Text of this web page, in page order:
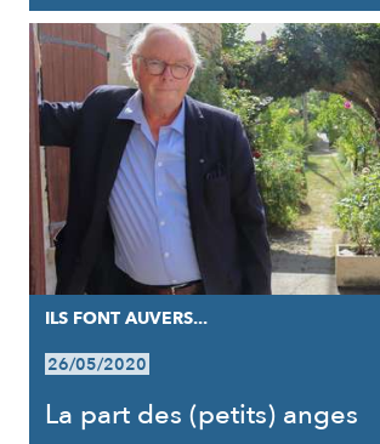
ILS FONT AUVERS...
26/05/2020
La part des (petits) anges